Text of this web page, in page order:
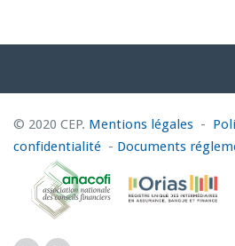
© 2020 CEP. Mentions légales -
confidentialité - Documents